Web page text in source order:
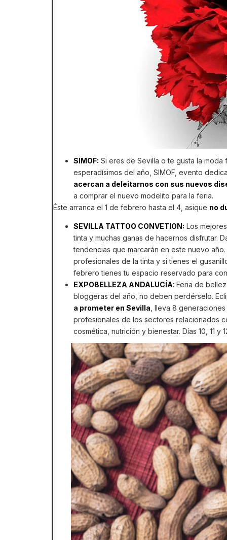
SIMOF: Si eres de Sevilla o te gusta la
esperadísimos del año, SIMOF, evento
acercan a deleitarnos con sus nuevos
a comprar el nuevo modelito para la feria.
Éste arranca el 1 de febrero hasta el 4, asique no
SEVILLA TATTOO CONVETION: Los
tinta y muchas ganas de hacernos disfrutar.
tendencias que marcarán en este nuevo
profesionales de la tinta y si tienes el
febrero tienes tu espacio reservado para
EXPOBELLEZA ANDALUCÍA: Feria de
bloggeras del año, no deben perdérselo.
a prometer en Sevilla , lleva 8
profesionales de los sectores relacionados
cosmética, nutrición y bienestar. Días 10, 11 y